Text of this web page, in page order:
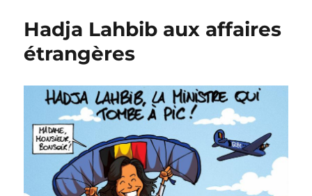
Hadja Lahbib aux affaires
étrangères